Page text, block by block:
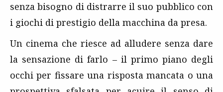
senza bisogno di distrarre il suo pubblico con
i giochi di prestigio della macchina da presa.
Un cinema che riesce ad alludere senza dare
la sensazione di farlo – il primo piano degli
occhi per fissare una risposta mancata o una